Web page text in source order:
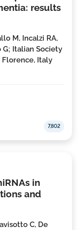
7,802
results
M, Incalzi RA,
G; Italian Society
Florence, Italy
in
and
C, De